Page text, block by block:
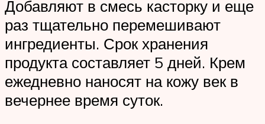
Добавляют в смесь касторку и еще
раз тщательно перемешивают
ингредиенты. Срок хранения
продукта составляет 5 дней. Крем
ежедневно наносят на кожу век в
вечернее время суток.